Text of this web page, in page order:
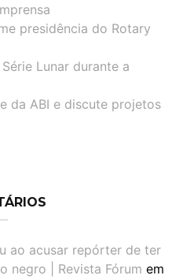
presidência do Rotary
Lunar durante a
da ABI e discute projetos
ao acusar repórter de ter
negro | Revista Fórum em